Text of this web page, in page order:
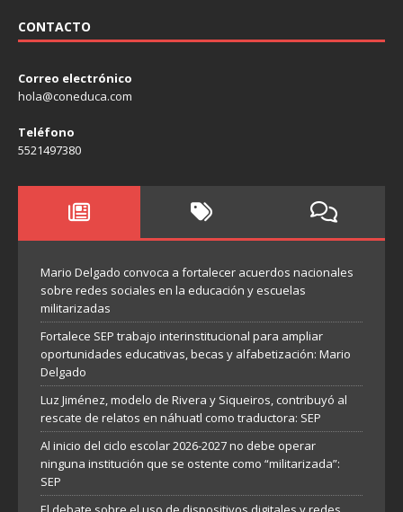
CONTACTO
Correo electrónico
hola@coneduca.com
Teléfono
5521497380
Mario Delgado convoca a fortalecer acuerdos nacionales
sobre redes sociales en la educación y escuelas
militarizadas
Fortalece SEP trabajo interinstitucional para ampliar
oportunidades educativas, becas y alfabetización: Mario
Delgado
Luz Jiménez, modelo de Rivera y Siqueiros, contribuyó al
rescate de relatos en náhuatl como traductora: SEP
Al inicio del ciclo escolar 2026-2027 no debe operar
ninguna institución que se ostente como “militarizada”:
SEP